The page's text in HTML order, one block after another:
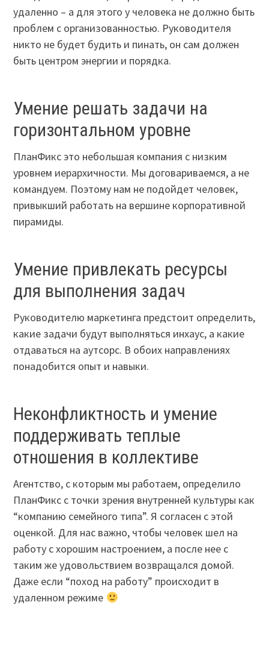
удаленно – а для этого у человека не должно быть
проблем с организованностью. Руководителя
никто не будет будить и пинать, он сам должен
быть центром энергии и порядка.
Умение решать задачи на
горизонтальном уровне
ПланФикс это небольшая компания с низким
уровнем иерархичности. Мы договариваемся, а не
командуем. Поэтому нам не подойдет человек,
привыкший работать на вершине корпоративной
пирамиды.
Умение привлекать ресурсы
для выполнения задач
Руководителю маркетинга предстоит определить,
какие задачи будут выполняться инхаус, а какие
отдаваться на аутсорс. В обоих направлениях
понадобится опыт и навыки.
Неконфликтность и умение
поддерживать теплые
отношения в коллективе
Агентство, с которым мы работаем, определило
ПланФикс с точки зрения внутренней культуры как
“компанию семейного типа”. Я согласен с этой
оценкой. Для нас важно, чтобы человек шел на
работу с хорошим настроением, а после нее с
таким же удовольствием возвращался домой.
Даже если “поход на работу” происходит в
удаленном режиме